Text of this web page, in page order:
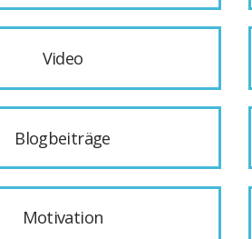
Video
Blogbeiträge
Motivation